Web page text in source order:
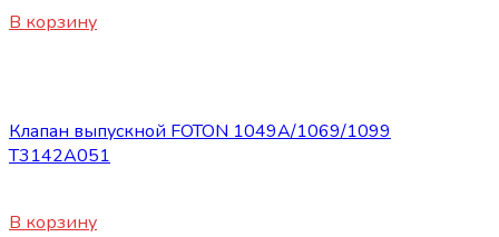
В корзину
Клапан выпускной FOTON 1049А/1069/1099
Т3142А051
В корзину